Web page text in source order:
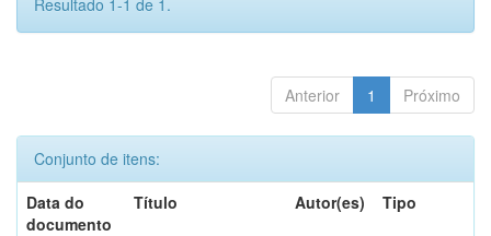
Resultado 1-1 de 1.
Anterior 1 Próximo
Conjunto de itens:
Data do
documento
Título Autor(es) Tipo